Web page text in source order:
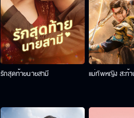
รักสุดท้ายนายสามี แม่ทัพหญิง สะท้